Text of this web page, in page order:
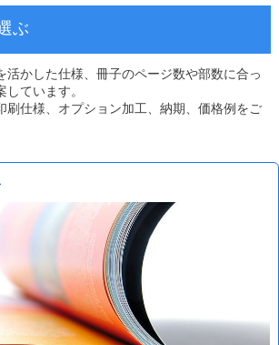
ぶ
活かした仕様、冊子のページ数や部数に合っ
ています。
刷仕様、オプション加工、納期、価格例をご